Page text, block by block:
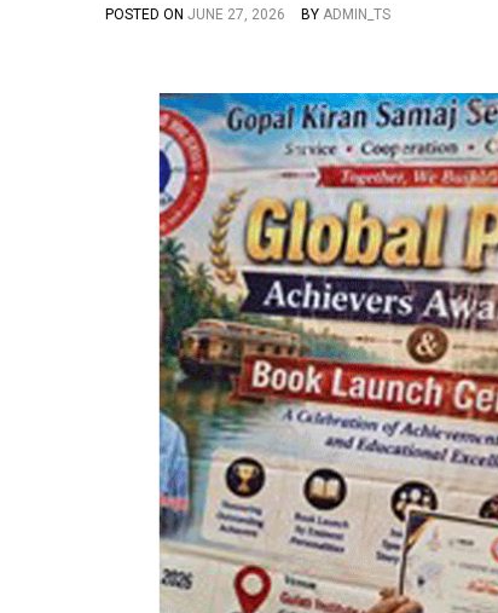
POSTED ON JUNE 27, 2026 BY ADMIN_TS